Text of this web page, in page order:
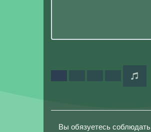
Вы обязуетесь соблюдать